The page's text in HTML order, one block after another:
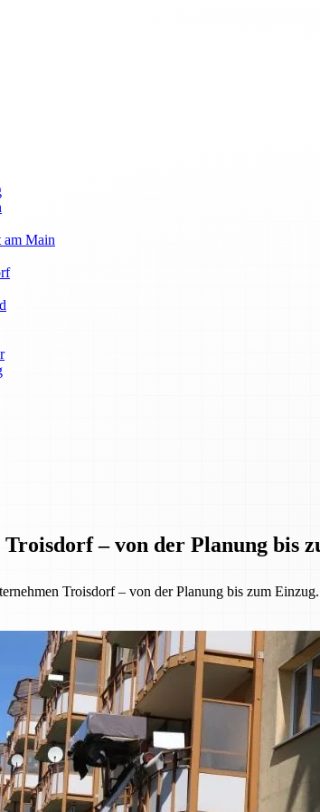
am Main
– von der Planung bis
Troisdorf – von der Planung bis zum